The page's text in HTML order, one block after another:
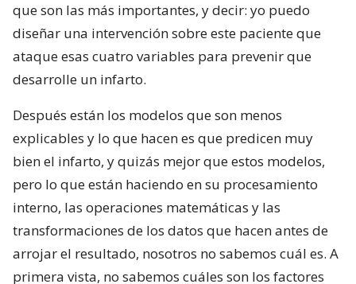
que son las más importantes, y decir: yo puedo
diseñar una intervención sobre este paciente que
ataque esas cuatro variables para prevenir que
desarrolle un infarto.
Después están los modelos que son menos
explicables y lo que hacen es que predicen muy
bien el infarto, y quizás mejor que estos modelos,
pero lo que están haciendo en su procesamiento
interno, las operaciones matemáticas y las
transformaciones de los datos que hacen antes de
arrojar el resultado, nosotros no sabemos cuál es. A
primera vista, no sabemos cuáles son los factores